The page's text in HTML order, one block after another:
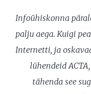
Infoühiskonna
palju aega. Kuigi
Internetti, ja
lühendeid ACTA,
tähenda see